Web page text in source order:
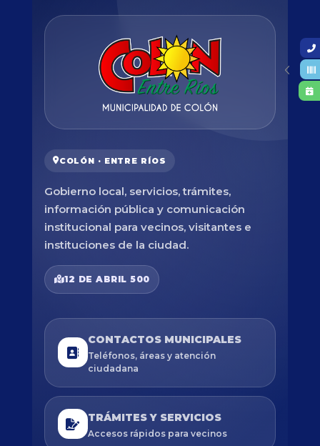
COLÓN · ENTRE RÍOS
Gobierno local, servicios, trámites,
información pública y comunicación
institucional para vecinos, visitantes e
instituciones de la ciudad.
12 DE ABRIL 500
CONTACTOS MUNICIPALES
Teléfonos, áreas y atención
ciudadana
TRÁMITES Y SERVICIOS
Accesos rápidos para vecinos